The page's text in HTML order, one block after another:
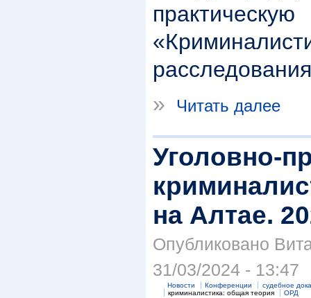
»
Читать далее
Уголовно-
на Алтае.
Опубликовано
31/03/2024 - 13:47
Новости Конференции
судебное
криминалистика: общая теория
ОРД